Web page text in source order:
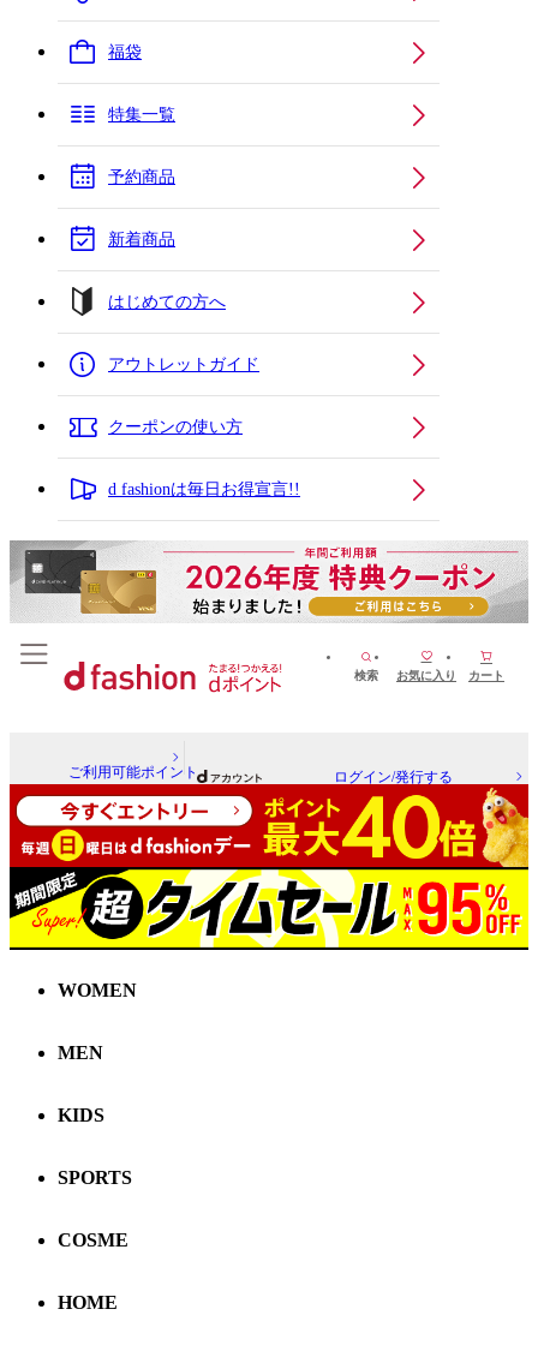
福袋
特集一覧
予約商品
新着商品
はじめての方へ
アウトレットガイド
クーポンの使い方
d fashionは毎日お得宣言!!
検索 お気に入り カート
ご利用可能ポイント ログイン/発行する
WOMEN
MEN
KIDS
SPORTS
COSME
HOME